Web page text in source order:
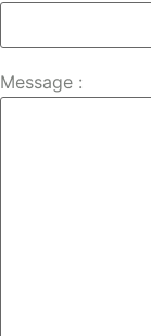
Message :